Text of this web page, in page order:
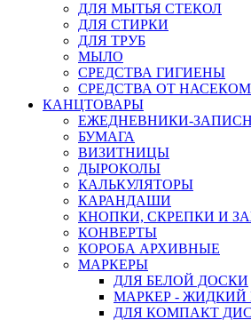
ДЛЯ МЫТЬЯ СТЕКОЛ
ДЛЯ СТИРКИ
ДЛЯ ТРУБ
МЫЛО
СРЕДСТВА ГИГИЕНЫ
СРЕДСТВА ОТ
КАНЦТОВАРЫ
ЕЖЕДНЕВНИКИ-
БУМАГА
ВИЗИТНИЦЫ
ДЫРОКОЛЫ
КАЛЬКУЛЯТОРЫ
КАРАНДАШИ
КНОПКИ, СКРЕПКИ И
КОНВЕРТЫ
КОРОБА АРХИВНЫЕ
МАРКЕРЫ
ДЛЯ БЕЛОЙ ДОСКИ
МАРКЕР - ЖИДКИЙ
ДЛЯ КОМПАКТ